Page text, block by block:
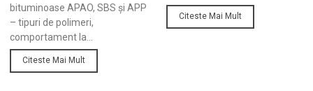
bituminoase APAO, SBS și APP
– tipuri de polimeri,
comportament la...
Citeste Mai Mult
Citeste Mai Mult